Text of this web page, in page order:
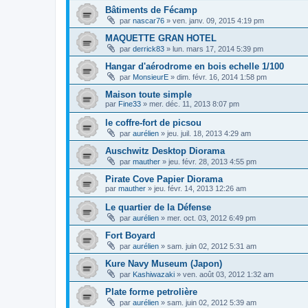
Bâtiments de Fécamp
par nascar76 » ven. janv. 09, 2015 4:19 pm
MAQUETTE GRAN HOTEL
par derrick83 » lun. mars 17, 2014 5:39 pm
Hangar d'aérodrome en bois echelle 1/100
par MonsieurE » dim. févr. 16, 2014 1:58 pm
Maison toute simple
par Fine33 » mer. déc. 11, 2013 8:07 pm
le coffre-fort de picsou
par aurélien » jeu. juil. 18, 2013 4:29 am
Auschwitz Desktop Diorama
par mauther » jeu. févr. 28, 2013 4:55 pm
Pirate Cove Papier Diorama
par mauther » jeu. févr. 14, 2013 12:26 am
Le quartier de la Défense
par aurélien » mer. oct. 03, 2012 6:49 pm
Fort Boyard
par aurélien » sam. juin 02, 2012 5:31 am
Kure Navy Museum (Japon)
par Kashiwazaki » ven. août 03, 2012 1:32 am
Plate forme petrolière
par aurélien » sam. juin 02, 2012 5:39 am